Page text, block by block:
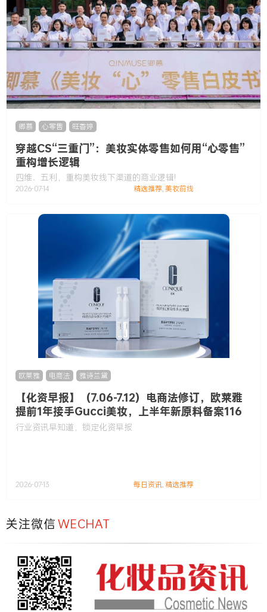
卿慕 心零售 旺香婷
穿越CS“三重门”：美妆实体零售如何用“心零售”
重构增长逻辑
四维、五利，重构美妆线下渠道的商业逻辑!
2026-07-14 精选推荐,美妆前线
欧莱雅 电商法 雅诗兰黛
【化资早报】（7.06-7.12）电商法修订，欧莱雅
提前1年接手Gucci美妆，上半年新原料备案116
款……
行业资讯早知道，锁定化资早报
2026-07-13 每日资讯,精选推荐
关注微信WECHAT